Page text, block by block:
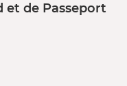
et de Passeport